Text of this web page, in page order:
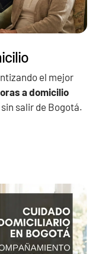
el mejor
a domicilio
salir de Bogotá.